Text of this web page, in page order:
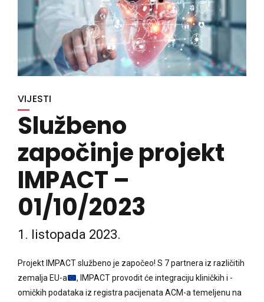
VIJESTI
Službeno
započinje projekt
IMPACT –
01/10/2023
1. listopada 2023.
Projekt IMPACT službeno je započeo! S 7 partnera iz različitih
zemalja EU-a
, IMPACT provodit će integraciju kliničkih i -
omičkih podataka iz registra pacijenata ACM-a temeljenu na